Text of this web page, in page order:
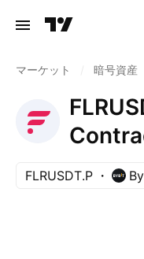
マーケット 暗号資産
FLRUSDT.P